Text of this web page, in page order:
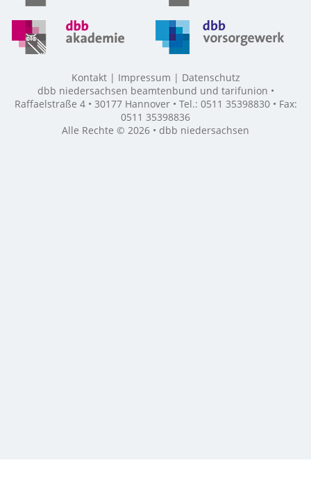
Kontakt Impressum
Datenschutz
dbb niedersachsen beamtenbund und tarifunion •
Raffaelstraße 4 • 30177 Hannover • Tel.: 0511 35398830 • Fax:
0511 35398836
Alle Rechte © 2026 • dbb niedersachsen